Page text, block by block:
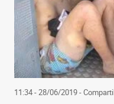
11:34 - 28/06/2019-